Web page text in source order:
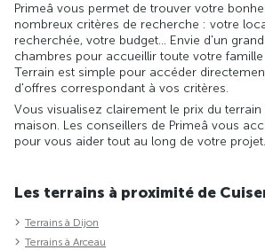
Primeâ vous permet de trouver votre
nombreux critères de recherche : votre
recherchée, votre budget... Envie d'un
chambres pour accueillir toute votre
Terrain est simple pour accéder
d'offres correspondant à vos critères.
Vous visualisez clairement le prix du terrain
maison. Les conseillers de Primeâ vous
pour vous aider tout au long de votre projet.
Les terrains à proximité de
Terrains à Dijon
Terrains à Arceau